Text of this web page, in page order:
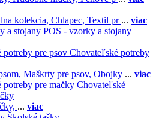
kolekcia, Chlapec, Textil pr ... viac
POS - vzorky a stojany
Chovateľské potreby
Maškrty pre psov, Obojky ... viac
Chovateľské
... viac